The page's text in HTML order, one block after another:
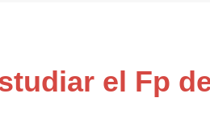
el Fp